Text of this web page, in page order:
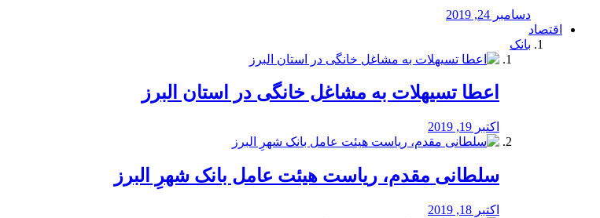
دسامبر 24, 2019
اقتصاد
بانک
️اعطا تسیهلات به مشاغل خانگی در استان البرز
اکتبر 19, 2019
سلطانی مقدم، ریاست هیئت عامل بانک شهرِ البرز
اکتبر 18, 2019